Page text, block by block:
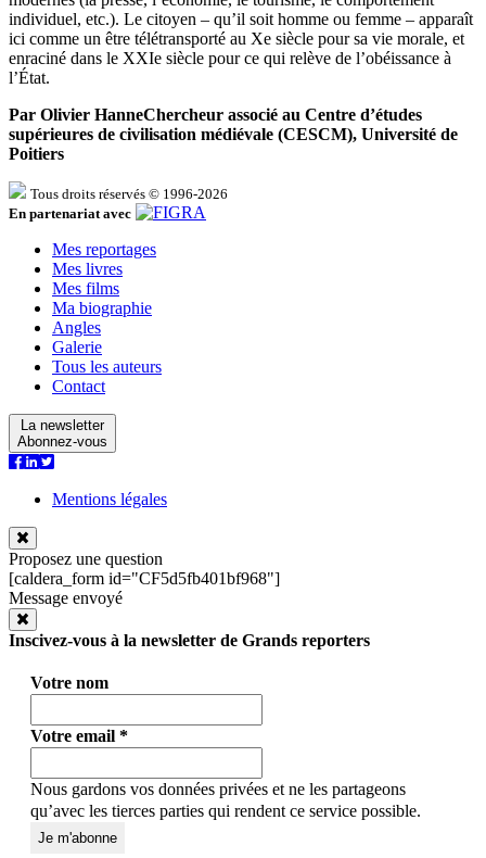
individuel, etc.). Le citoyen – qu’il soit homme ou femme – apparaît
ici comme un être télétransporté au Xe siècle pour sa vie morale, et
enraciné dans le XXIe siècle pour ce qui relève de l’obéissance à
l’État.
Par Olivier HanneChercheur associé au Centre d’études
supérieures de civilisation médiévale (CESCM), Université de
Poitiers
Tous droits réservés © 1996-2026
En partenariat avec
Mes reportages
Mes livres
Mes films
Ma biographie
Angles
Galerie
Tous les auteurs
Contact
La newsletter
Abonnez-vous
Mentions légales
Proposez une question
[caldera_form id="CF5d5fb401bf968"]
Message envoyé
Inscivez-vous à la newsletter de Grands reporters
Votre nom
Votre email *
Nous gardons vos données privées et ne les partageons
qu’avec les tierces parties qui rendent ce service possible.